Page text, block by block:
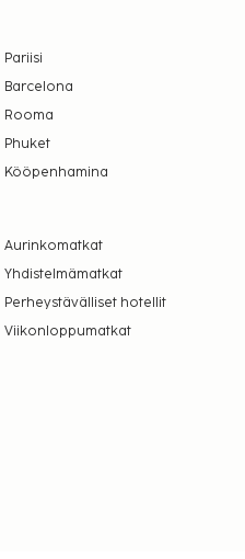
Pariisi
Barcelona
Rooma
Phuket
Kööpenhamina
Aurinkomatkat
Yhdistelmämatkat
Perheystävälliset hotellit
Viikonloppumatkat